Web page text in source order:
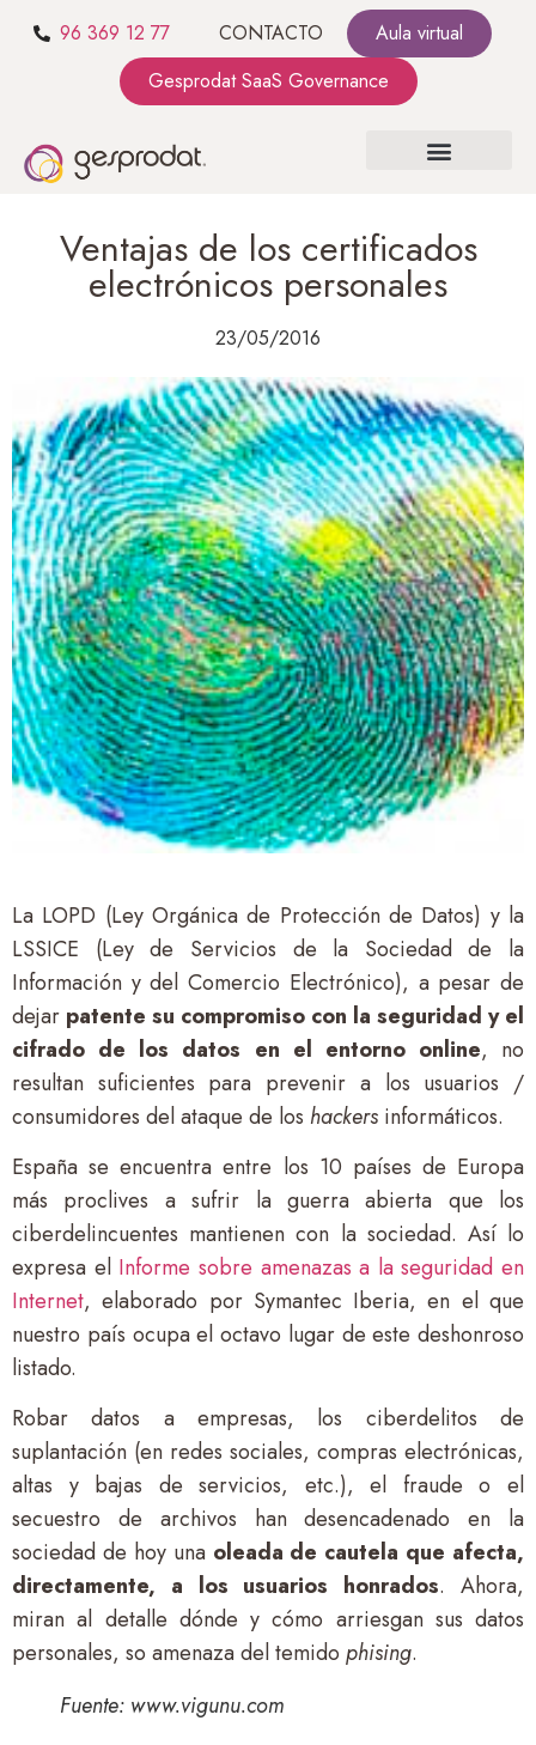
96 369 12 77 CONTACTO
Aula virtual
Gesprodat SaaS Governance
Ventajas de los certificados
electrónicos personales
23/05/2016
La LOPD (Ley Orgánica de Protección de Datos) y la
LSSICE (Ley de Servicios de la Sociedad de la
Información y del Comercio Electrónico), a pesar de
dejar patente su compromiso con la seguridad y el
cifrado de los datos en el entorno online, no
resultan suficientes para prevenir a los usuarios /
consumidores del ataque de los hackers informáticos.
España se encuentra entre los 10 países de Europa
más proclives a sufrir la guerra abierta que los
ciberdelincuentes mantienen con la sociedad. Así lo
expresa el Informe sobre amenazas a la seguridad en
Internet, elaborado por Symantec Iberia, en el que
nuestro país ocupa el octavo lugar de este deshonroso
listado.
Robar datos a empresas, los ciberdelitos de
suplantación (en redes sociales, compras electrónicas,
altas y bajas de servicios, etc.), el fraude o el
secuestro de archivos han desencadenado en la
sociedad de hoy una oleada de cautela que afecta,
directamente, a los usuarios honrados. Ahora,
miran al detalle dónde y cómo arriesgan sus datos
personales, so amenaza del temido phising.
Fuente: www.vigunu.com